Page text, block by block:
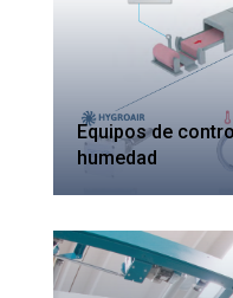
Equipos de
humedad